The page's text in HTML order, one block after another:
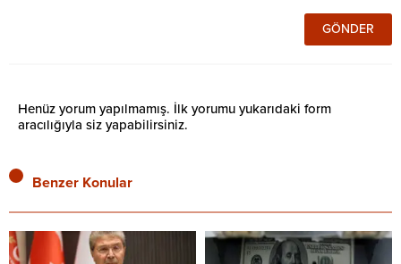
Henüz yorum yapılmamış. İlk yorumu yukarıdaki form
aracılığıyla siz yapabilirsiniz.
Benzer Konular